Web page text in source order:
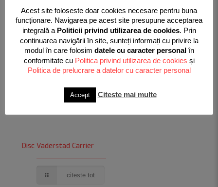
citeste tot
Disc Quivogne MD32
citeste tot
Disc Vaderstad Carrier
citeste tot
Acest site foloseste doar cookies necesare pentru buna
funcționare. Navigarea pe acest site presupune acceptarea
integrală a Politicii privind utilizarea de cookies. Prin
continuarea navigării în site, sunteți informați cu privire la
modul în care folosim datele cu caracter personalîn
conformitate cu Politica privind utilizarea de cookies și
Politica de prelucrare a datelor cu caracter personal
Accept Citeste mai multe